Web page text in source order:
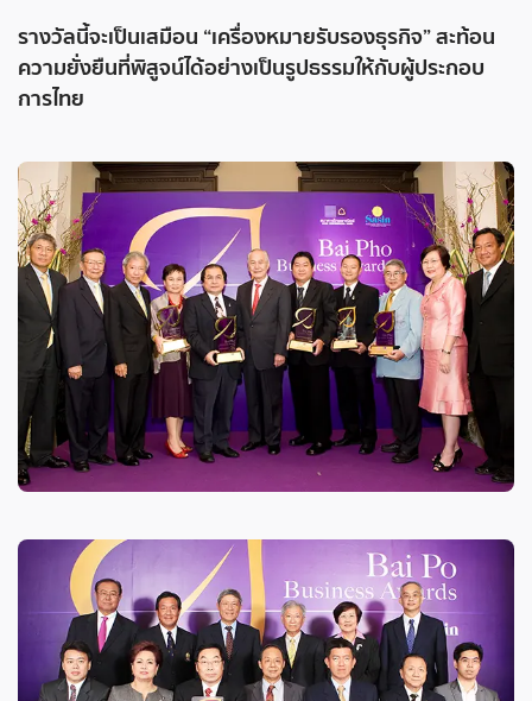
รางวัลนี้จะเป็นเสมือน “เครื่องหมายรับรองธุรกิจ” สะท้อน
ความยั่งยืนที่พิสูจน์ได้อย่างเป็นรูปธรรมให้กับผู้ประกอบ
การไทย